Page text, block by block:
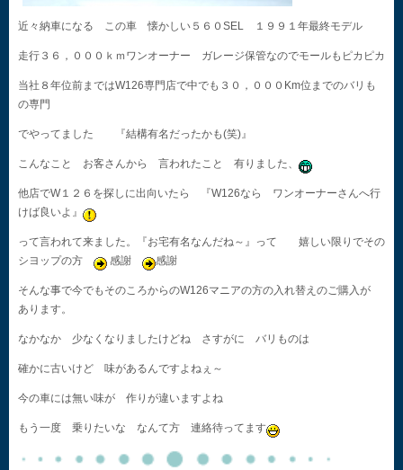
近々納車になる この車 懐かしい５６０SEL １９９１年最終モデル
走行３６，０００ｋｍワンオーナー ガレージ保管なのでモールもピカピカ
当社８年位前まではW126専門店で中でも３０，０００Km位までのバリも
の専門
でやってました 『結構有名だったかも(笑)』
こんなこと お客さんから 言われたこと 有りました、
他店でW１２６を探しに出向いたら 『W126なら ワンオーナーさんへ行
けば良いよ』
って言われて来ました。『お宅有名なんだね～』って 嬉しい限りでその
シヨップの方
感謝 感謝
そんな事で今でもそのころからのW126マニアの方の入れ替えのご購入が
あります。
なかなか 少なくなりましたけどね さすがに バリものは
確かに古いけど 味があるんですよねぇ～
今の車には無い味が 作りが違いますよね
もう一度 乗りたいな なんて方 連絡待ってます